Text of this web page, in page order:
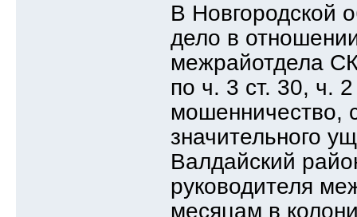
В Новгородской
дело в
межрайотдела
по ч. 3 ст. 30, ч.
мошенничество,
значительного
Валдайский
руководителя
месяцам в